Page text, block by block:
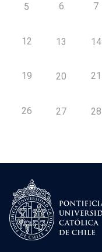
5 6 7
12 13 14
19 20 21
26 27 28